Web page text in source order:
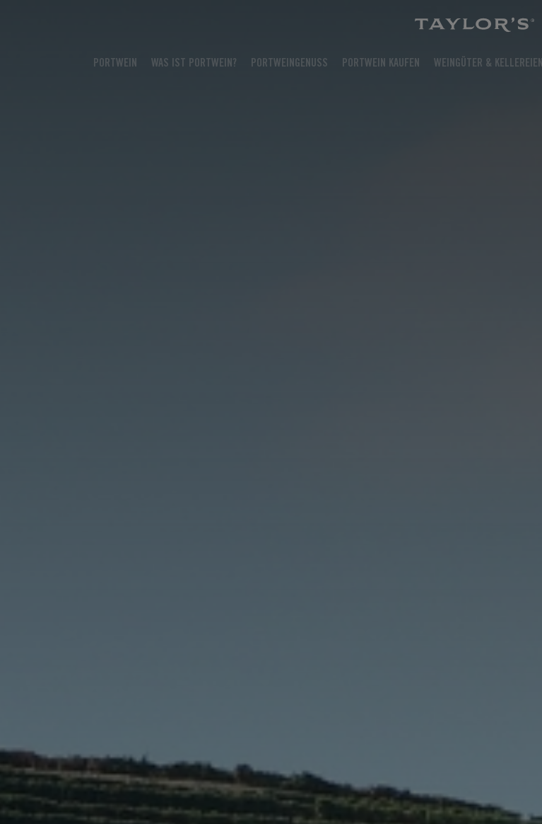
PORTWEIN WAS IST PORTWEIN? PORTWEINGENUSS PORTWEIN KAUFEN WEINGÜTER & KELLEREIEN